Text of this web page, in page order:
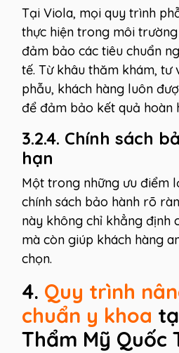
Tại Viola, mọi quy trình
thực hiện trong môi
đảm bảo các tiêu chuẩn
tế. Từ khâu thăm khám, tư
phẫu, khách hàng luôn
để đảm bảo kết quả hoàn
3.2.4. Chính sách
hạn
Một trong những ưu điểm
chính sách bảo hành rõ
này không chỉ khẳng định
mà còn giúp khách hàng
chọn.
4. Quy trình
chuẩn y khoa
Thẩm Mỹ Quốc